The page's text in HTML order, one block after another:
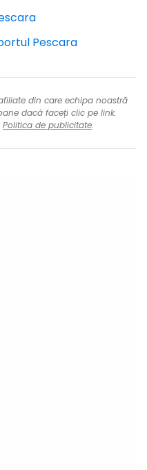
Pescara
din care echipa noastră
dacă faceți clic pe link.
Politica de publicitate.